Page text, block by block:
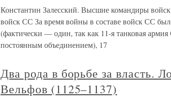
Константин Залесский. Высшие командиры
войск СС За время войны в составе войск СС
(фактически — один, так как 11-я танковая
постоянным объединением), 17
Два рода в борьбе за власть.
Вельфов (1125–1137)